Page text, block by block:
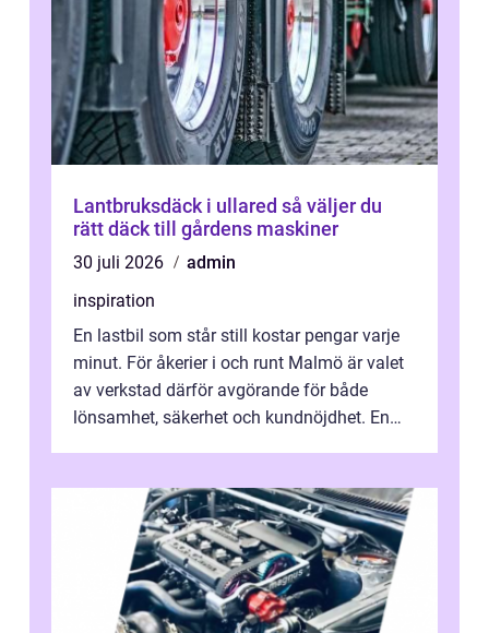
Lantbruksdäck i ullared så väljer du
rätt däck till gårdens maskiner
30 juli 2026
admin
inspiration
En lastbil som står still kostar pengar varje
minut. För åkerier i och runt Malmö är valet
av verkstad därför avgörande för både
lönsamhet, säkerhet och kundnöjdhet. En